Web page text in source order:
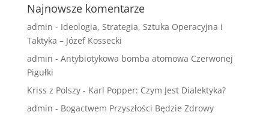
Najnowsze komentarze
admin - Ideologia, Strategia, Sztuka Operacyjna i
Taktyka – Józef Kossecki
admin - Antybiotykowa bomba atomowa Czerwonej
Pigułki
Kriss z Polszy- Karl Popper: Czym Jest Dialektyka?
admin - Bogactwem Przyszłości Będzie Zdrowy